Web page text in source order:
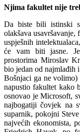
Njima fakultet nije
Da biste bili istinski
olakšava
uspješnih
će vam biti jasne.
prostorima Miroslav
bio jedan od najmlađih
Bošnjaci ga ne volimo)
napustio fakultet kako
osnovao je Microsoft,
najbogatiji čovjek na
suparnik, pokojni
najvećih ekonomista,